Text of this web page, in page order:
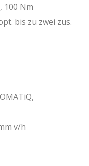
100 Nm
bis zu zwei zus.
v/h